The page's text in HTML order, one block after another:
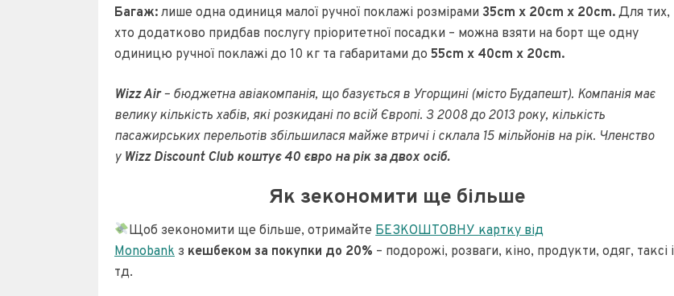
Багаж: лише одна одиниця малої ручної поклажі розмірами 35cm x 20cm x 20cm. Для тих,
хто додатково придбав послугу пріоритетної посадки – можна взяти на борт ще одну
одиницю ручної поклажі до 10 кг та габаритами до 55cm x 40cm x 20cm.
Wizz Air– бюджетна авіакомпанія, що базується в Угорщині (місто Будапешт). Компанія має
велику кількість хабів, які розкидані по всій Європі. З 2008 до 2013 року, кількість
пасажирських перельотів збільшилася майже втричі і склала 15 мільйонів на рік. Членство
у Wizz Discount Club коштує 40 євро на рік за двох осіб.
Як зекономити ще більше
Щоб зекономити ще більше, отримайте БЕЗКОШТОВНУ картку від
Monobank з кешбеком за покупки до 20% – подорожі, розваги, кіно, продукти, одяг, таксі і
тд.